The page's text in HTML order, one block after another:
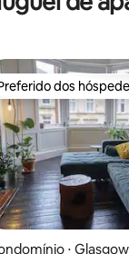
média de 5,
dos
dos
⋅ Glasgow